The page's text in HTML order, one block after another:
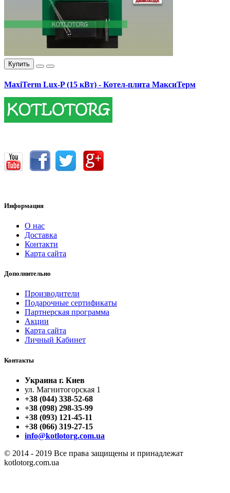
Купить
MaxiTerm Lux-P (15 кВт) - Котел-плита МаксиТерм
17400.00 грн.
Информация
О нас
Доставка
Контакти
Карта сайта
Дополнительно
Производители
Подарочные сертификаты
Партнерская программа
Акции
Карта сайта
Личный Кабинет
Контакты
Украина г. Киев
ул. Магнитогорская 1
+38 (044) 338-52-68
+38 (098) 298-35-99
+38 (093) 121-45-11
+38 (066) 319-27-15
info@kotlotorg.com.ua
© 2014 - 2019 Все права защищены и принадлежат
kotlotorg.com.ua